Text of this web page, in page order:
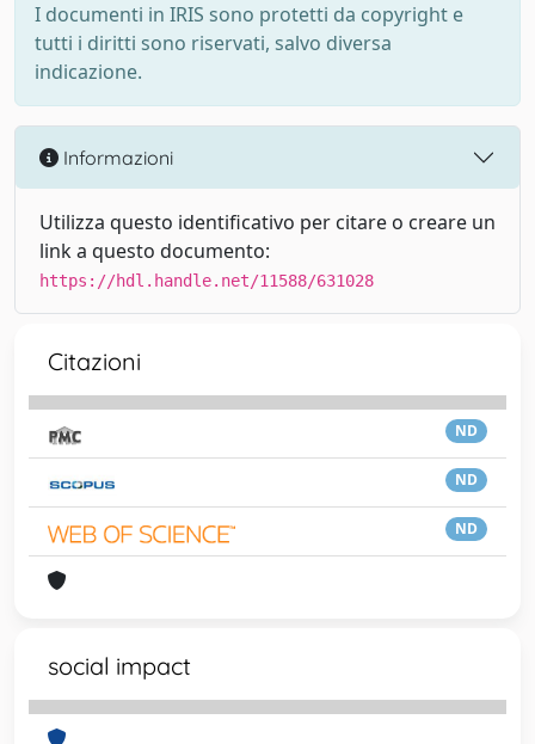
I documenti in IRIS sono protetti da copyright e
tutti i diritti sono riservati, salvo diversa
indicazione.
Informazioni
Utilizza questo identificativo per citare o creare un
link a questo documento:
https://hdl.handle.net/11588/631028
Citazioni
ND
ND
ND
social impact